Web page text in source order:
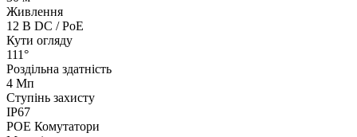
Живлення
12 В DC / PoE
Кути огляду
111°
Роздільна здатність
4 Мп
Ступінь захисту
IP67
POE Комутатори